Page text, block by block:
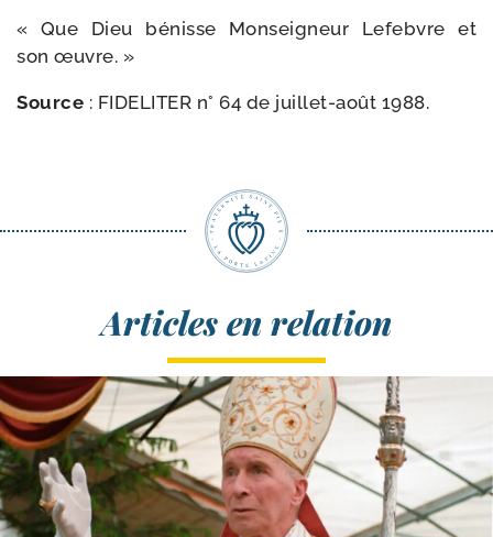
« Que Dieu bénisse Monseigneur Lefebvre et
son œuvre. »
Source : FIDELITER n° 64 de juillet-​août 1988.
Articles en relation